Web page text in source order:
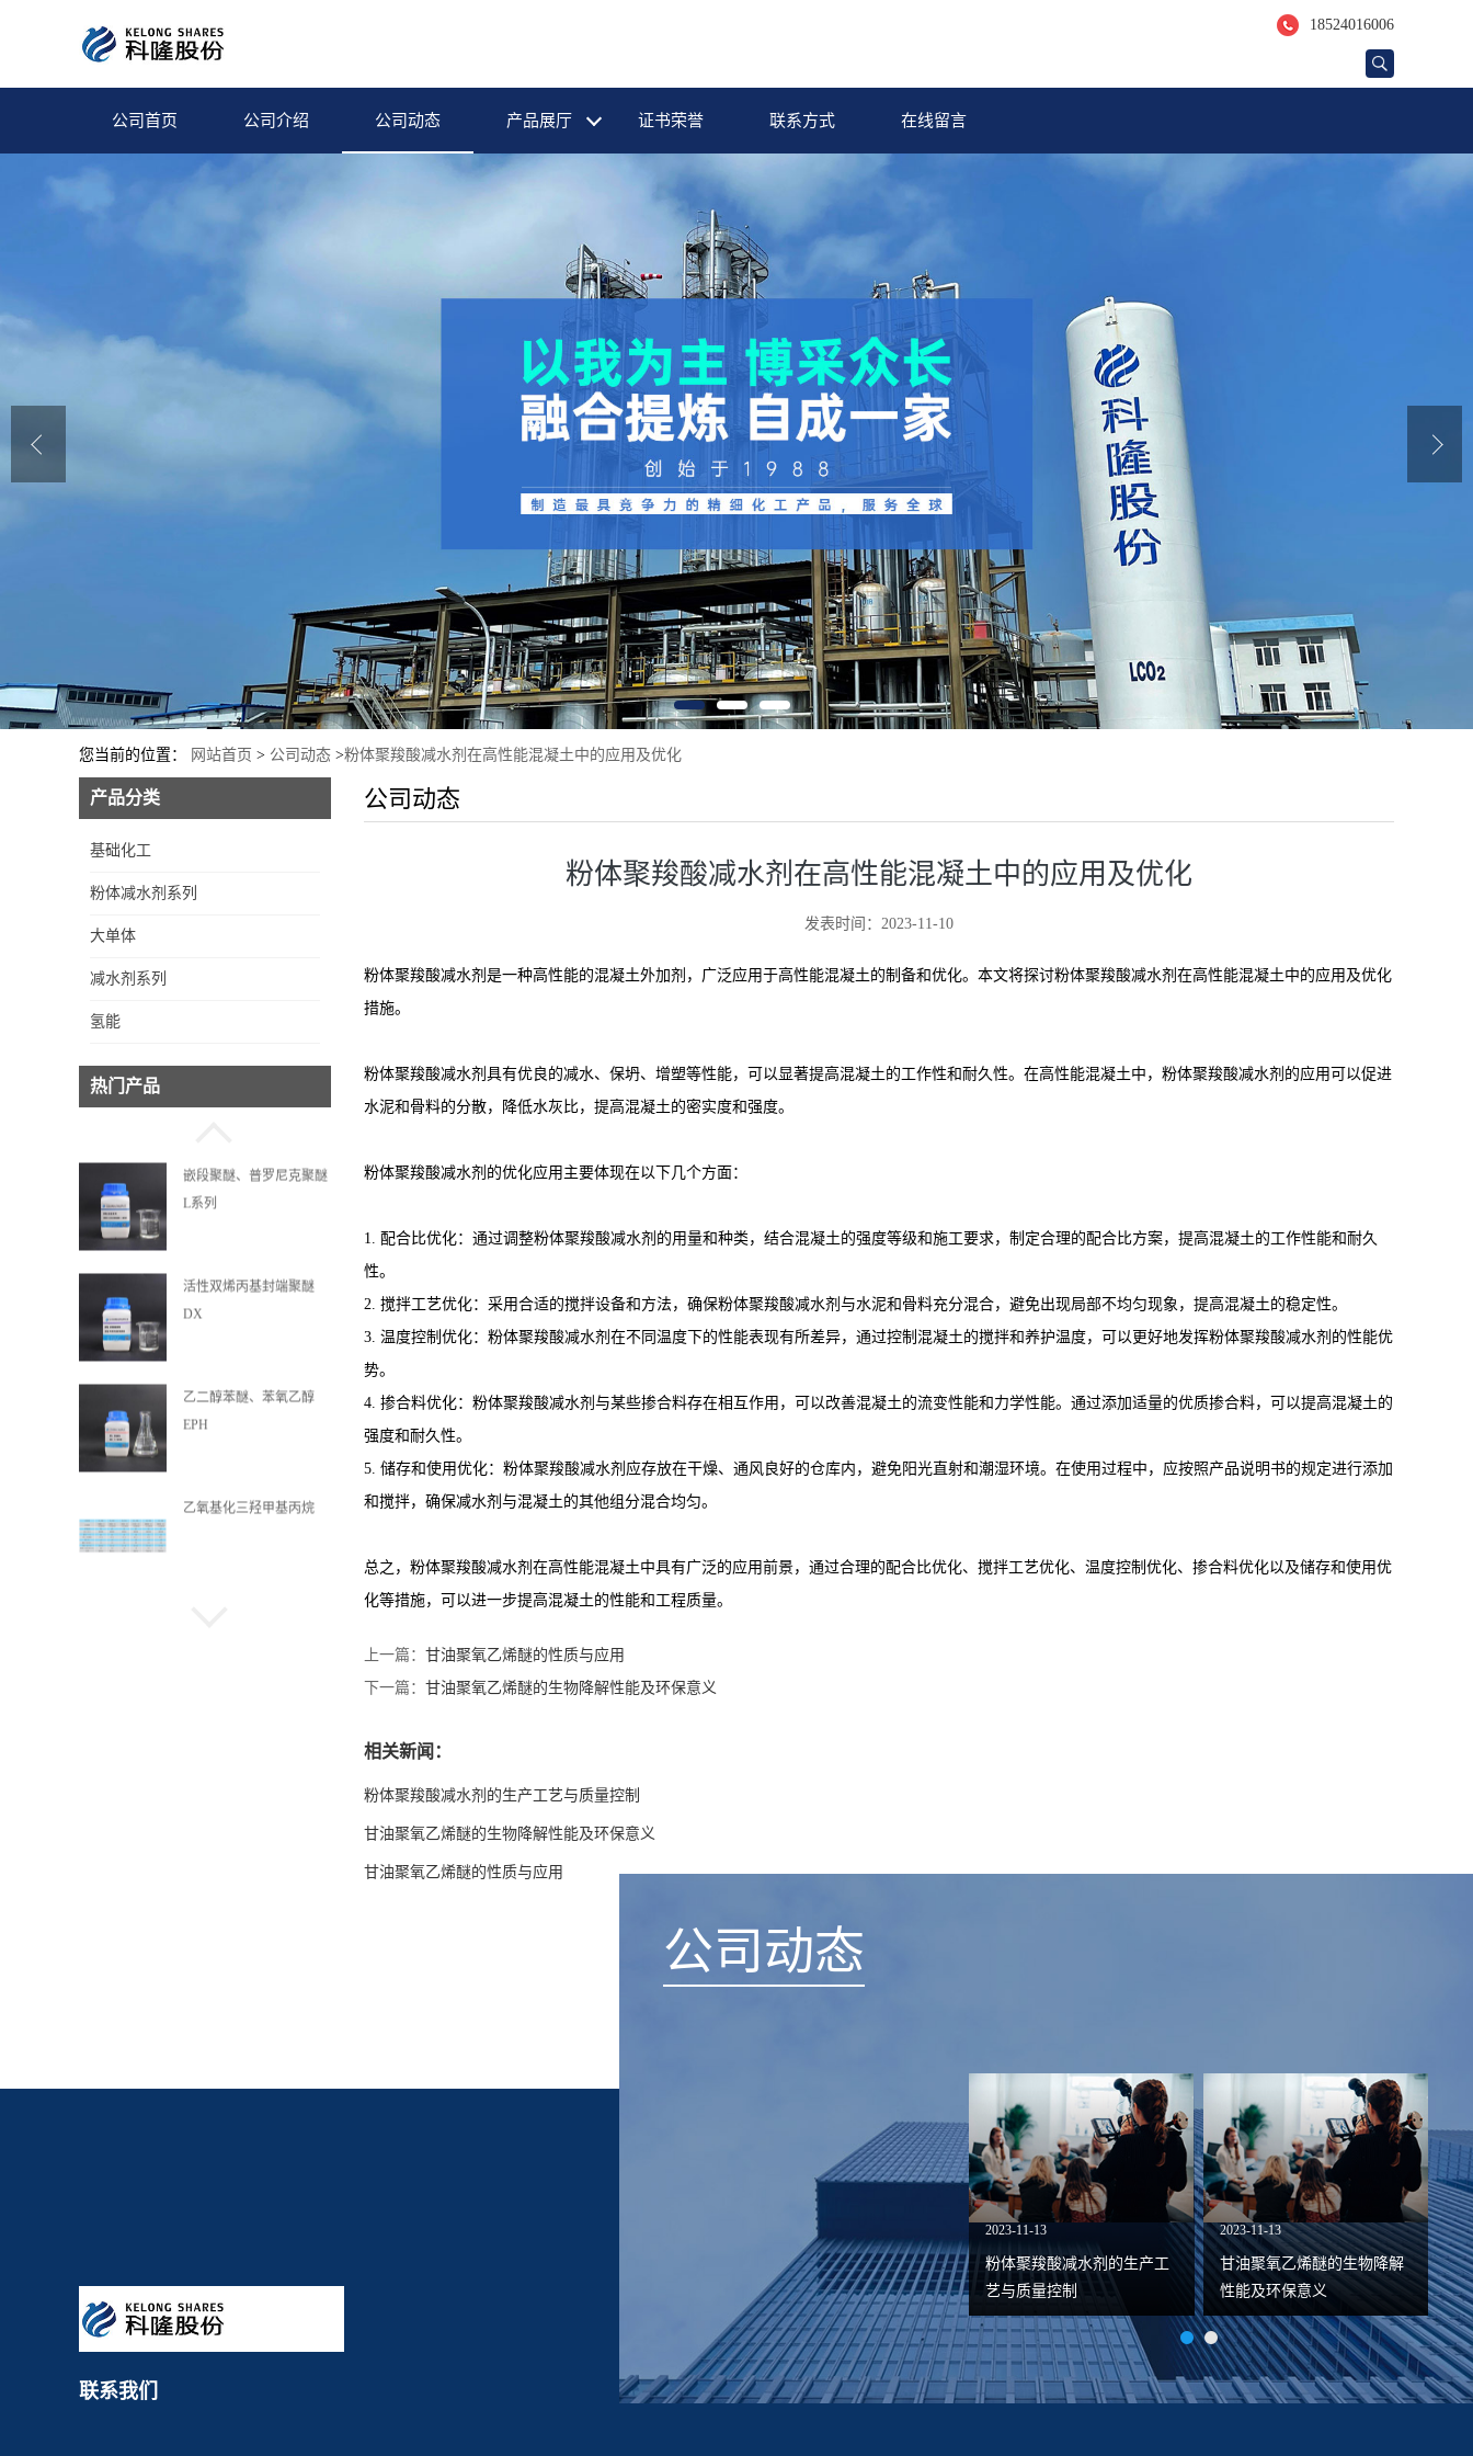
18524016006
公司首页 公司介绍 公司动态 产品展厅 证书荣誉 联系方式 在线留言
您当前的位置： 网站首页 > 公司动态 >粉体聚羧酸减水剂在高性能混凝土中的应用及优化
产品分类
基础化工
粉体减水剂系列
大单体
减水剂系列
氢能
热门产品
嵌段聚醚、普罗尼克聚醚
活性双烯丙基封端聚醚
DX
乙二醇苯醚、苯氧乙醇
EPH
乙氧基化三羟甲基丙烷
乙氧基化双酚A
公司动态
粉体聚羧酸减水剂在高性能混凝土中的应用及优化
发表时间：2023-11-10
粉体聚羧酸减水剂是一种高性能的混凝土外加剂，广泛应用于高性能混凝土的制备和优化。本文将探讨粉体聚羧酸减水剂在高性能混凝土中的应用及优化
措施。
粉体聚羧酸减水剂具有优良的减水、保坍、增塑等性能，可以显著提高混凝土的工作性和耐久性。在高性能混凝土中，粉体聚羧酸减水剂的应用可以促进
水泥和骨料的分散，降低水灰比，提高混凝土的密实度和强度。
粉体聚羧酸减水剂的优化应用主要体现在以下几个方面：
1. 配合比优化：通过调整粉体聚羧酸减水剂的用量和种类，结合混凝土的强度等级和施工要求，制定合理的配合比方案，提高混凝土的工作性能和耐久
性。
2. 搅拌工艺优化：采用合适的搅拌设备和方法，确保粉体聚羧酸减水剂与水泥和骨料充分混合，避免出现局部不均匀现象，提高混凝土的稳定性。
3. 温度控制优化：粉体聚羧酸减水剂在不同温度下的性能表现有所差异，通过控制混凝土的搅拌和养护温度，可以更好地发挥粉体聚羧酸减水剂的性能优
势。
4. 掺合料优化：粉体聚羧酸减水剂与某些掺合料存在相互作用，可以改善混凝土的流变性能和力学性能。通过添加适量的优质掺合料，可以提高混凝土的
强度和耐久性。
5. 储存和使用优化：粉体聚羧酸减水剂应存放在干燥、通风良好的仓库内，避免阳光直射和潮湿环境。在使用过程中，应按照产品说明书的规定进行添加
和搅拌，确保减水剂与混凝土的其他组分混合均匀。
总之，粉体聚羧酸减水剂在高性能混凝土中具有广泛的应用前景，通过合理的配合比优化、搅拌工艺优化、温度控制优化、掺合料优化以及储存和使用优
化等措施，可以进一步提高混凝土的性能和工程质量。
上一篇： 甘油聚氧乙烯醚的性质与应用
下一篇： 甘油聚氧乙烯醚的生物降解性能及环保意义
相关新闻：
粉体聚羧酸减水剂的生产工艺与质量控制
甘油聚氧乙烯醚的生物降解性能及环保意义
甘油聚氧乙烯醚的性质与应用
公司动态
混凝土中的应用及优化
用
2023-11-13
甘油聚氧乙烯醚的生物降解
性能及环保意义
2023-11-10
粉体聚羧酸减水剂在高性能
混凝土中的应用及优化
2023-11-10
甘油聚氧乙烯醚的性质与应
用
粉
艺
联系我们